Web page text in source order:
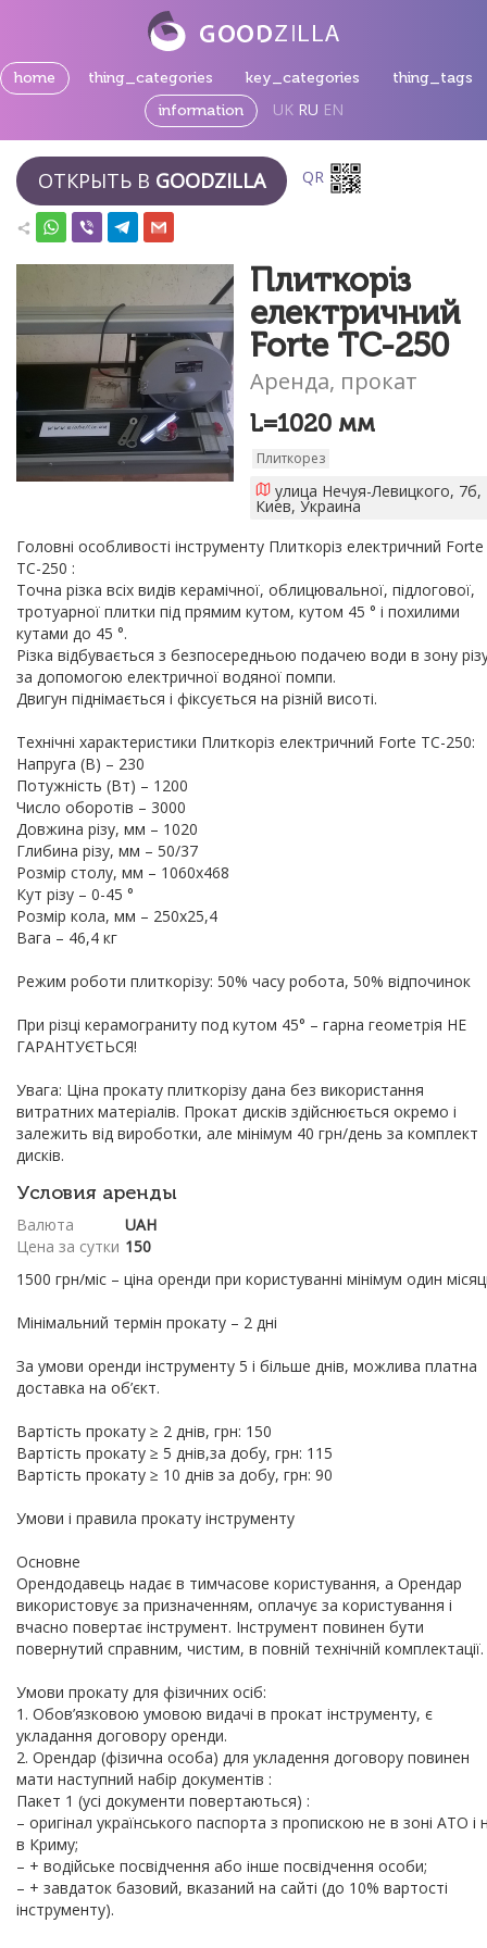
home thing_categories key_categories
thing_tags
information
UK RU EN
ОТКРЫТЬ В GOODZILLA QR
Плиткоріз
електричний
Forte TC-250
Аренда, прокат
L=1020 мм
Плиткорез
улица Нечуя-Левицкого, 7б,
Киев, Украина
Головні особливості інструменту Плиткоріз електричний Forte
TC-250 :
Точна різка всіх видів керамічної, облицювальної, підлогової,
тротуарної плитки під прямим кутом, кутом 45 ° і похилими
кутами до 45 °.
Різка відбувається з безпосередньою подачею води в зону
за допомогою електричної водяної помпи.
Двигун піднімається і фіксується на різній висоті.
Технічні характеристики Плиткоріз електричний Forte TC-250:
Напруга (В) – 230
Потужність (Вт) – 1200
Число оборотів – 3000
Довжина різу, мм – 1020
Глибина різу, мм – 50/37
Розмір столу, мм – 1060х468
Кут різу – 0-45 °
Розмір кола, мм – 250х25,4
Вага – 46,4 кг
Режим роботи плиткорізу: 50% часу робота, 50% відпочинок
При різці керамограниту под кутом 45° – гарна геометрія НЕ
ГАРАНТУЄТЬСЯ!
Увага: Ціна прокату плиткорізу дана без використання
витратних матеріалів. Прокат дисків здійснюється окремо і
залежить від вироботки, але мінімум 40 грн/день за комплект
дисків.
Условия аренды
Валюта
UAH
Цена за сутки 150
1500 грн/міс – ціна оренди при користуванні мінімум один
Мінімальний термін прокату – 2 дні
За умови оренди інструменту 5 і більше днів, можлива платна
доставка на об’єкт.
Вартість прокату ≥ 2 днів, грн: 150
Вартість прокату ≥ 5 днів,за добу, грн: 115
Вартість прокату ≥ 10 днів за добу, грн: 90
Умови і правила прокату інструменту
Основне
Орендодавець надає в тимчасове користування, а Орендар
використовує за призначенням, оплачує за користування і
вчасно повертає інструмент. Інструмент повинен бути
повернутий справним, чистим, в повній технічній комплектації.
Умови прокату для фізичних осіб:
1. Обов’язковою умовою видачі в прокат інструменту, є
укладання договору оренди.
2. Орендар (фізична особа) для укладення договору повинен
мати наступний набір документів :
Пакет 1 (усі документи повертаються) :
– оригінал українського паспорта з пропискою не в зоні АТО і
в Криму;
– + водійське посвідчення або інше посвідчення особи;
– + завдаток базовий, вказаний на сайті (до 10% вартості
інструменту).